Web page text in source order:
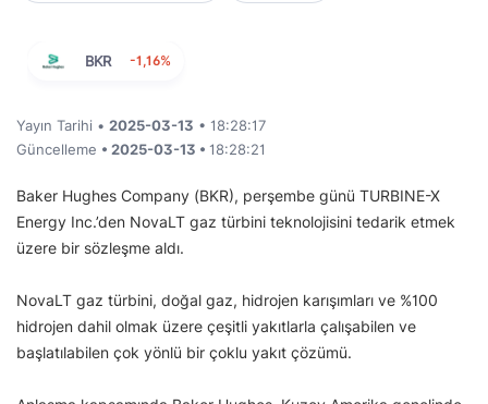
BKR -1,16%
Yayın Tarihi • 2025-03-13 • 18:28:17
Güncelleme • 2025-03-13 • 18:28:21
Baker Hughes Company (BKR), perşembe günü TURBINE-X
Energy Inc.’den NovaLT gaz türbini teknolojisini tedarik etmek
üzere bir sözleşme aldı.
NovaLT gaz türbini, doğal gaz, hidrojen karışımları ve %100
hidrojen dahil olmak üzere çeşitli yakıtlarla çalışabilen ve
başlatılabilen çok yönlü bir çoklu yakıt çözümü.